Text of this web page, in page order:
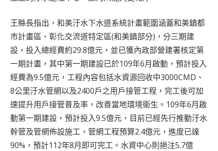
王縣長指出，和美汙水下水道系統計畫範圍涵蓋和美鎮都
市計畫區、彰化交流道特定區(和美鎮部分)，分三期建
設，投入總經費約29.8億元，並已獲內政部營建署核定第
一期計畫，其中第一期建設已於109年6月啟動，預計投入
經費為9.5億元，工程內容包括水資源回收中3000CMD、
8公里汙水管網以及2400戶之用戶接管工程，完工後可加
速提升用戶接管普及率，改善當地環境衛生。109年6月啟
動第一期建設，預計投入9.5億元，目前已經先行推動汙水
幹管及管網佈設施工，管網工程預算2.4億元，進度已達
90%，預計112年8月即可完工。水資中心則挹注5.7億